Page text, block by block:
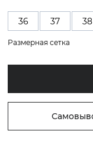
36 37 38
Размерная сетка